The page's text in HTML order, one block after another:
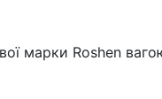
марки Roshen